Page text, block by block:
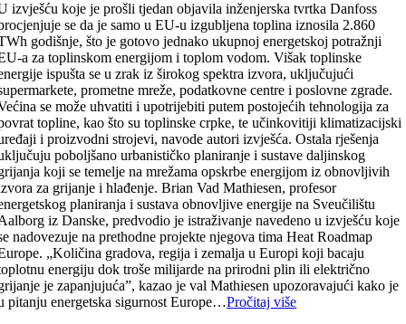
izvješću koje je prošli tjedan objavila inženjerska tvrtka Danfoss
se da je samo u EU-u izgubljena toplina iznosila 2.860
godišnje, što je gotovo jednako ukupnoj energetskoj potražnji
a za toplinskom energijom i toplom vodom. Višak toplinske
ispušta se u zrak iz širokog spektra izvora, uključujući
prometne mreže, podatkovne centre i poslovne zgrade.
se može uhvatiti i upotrijebiti putem postojećih tehnologija za
topline, kao što su toplinske crpke, te učinkovitiji klimatizacijski
i proizvodni strojevi, navode autori izvješća. Ostala rješenja
poboljšano urbanističko planiranje i sustave daljinskog
koji se temelje na mrežama opskrbe energijom iz obnovljivih
za grijanje i hlađenje. Brian Vad Mathiesen, profesor
planiranja i sustava obnovljive energije na Sveučilištu
iz Danske, predvodio je istraživanje navedeno u izvješću koje
nadovezuje na prethodne projekte njegova tima Heat Roadmap
„Količina gradova, regija i zemalja u Europi koji bacaju
energiju dok troše milijarde na prirodni plin ili električno
je zapanjujuća”, kazao je val Mathiesen upozoravajući kako je
pitanju energetska sigurnost Europe…Pročitaj više